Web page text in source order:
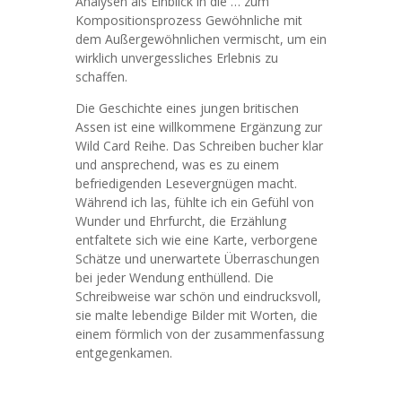
Kompositionsprozess Gewöhnliche mit
dem Außergewöhnlichen vermischt, um ein
wirklich unvergessliches Erlebnis zu
schaffen.
Die Geschichte eines jungen britischen
Assen ist eine willkommene Ergänzung zur
Wild Card Reihe. Das Schreiben bucher klar
und ansprechend, was es zu einem
befriedigenden Lesevergnügen macht.
Während ich las, fühlte ich ein Gefühl von
Wunder und Ehrfurcht, die Erzählung
entfaltete sich wie eine Karte, verborgene
Schätze und unerwartete Überraschungen
bei jeder Wendung enthüllend. Die
Schreibweise war schön und eindrucksvoll,
sie malte lebendige Bilder mit Worten, die
einem förmlich von der zusammenfassung
entgegenkamen.